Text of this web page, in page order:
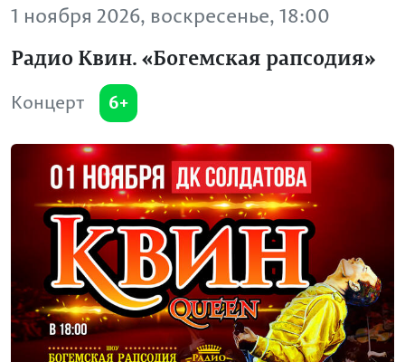
1 ноября 2026, воскресенье, 18:00
Радио Квин. «Богемская рапсодия»
Концерт 6+